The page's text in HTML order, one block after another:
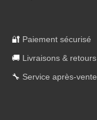
🔐 Paiement sécurisé
🚚 Livraisons & retours
🔧 Service après-vente